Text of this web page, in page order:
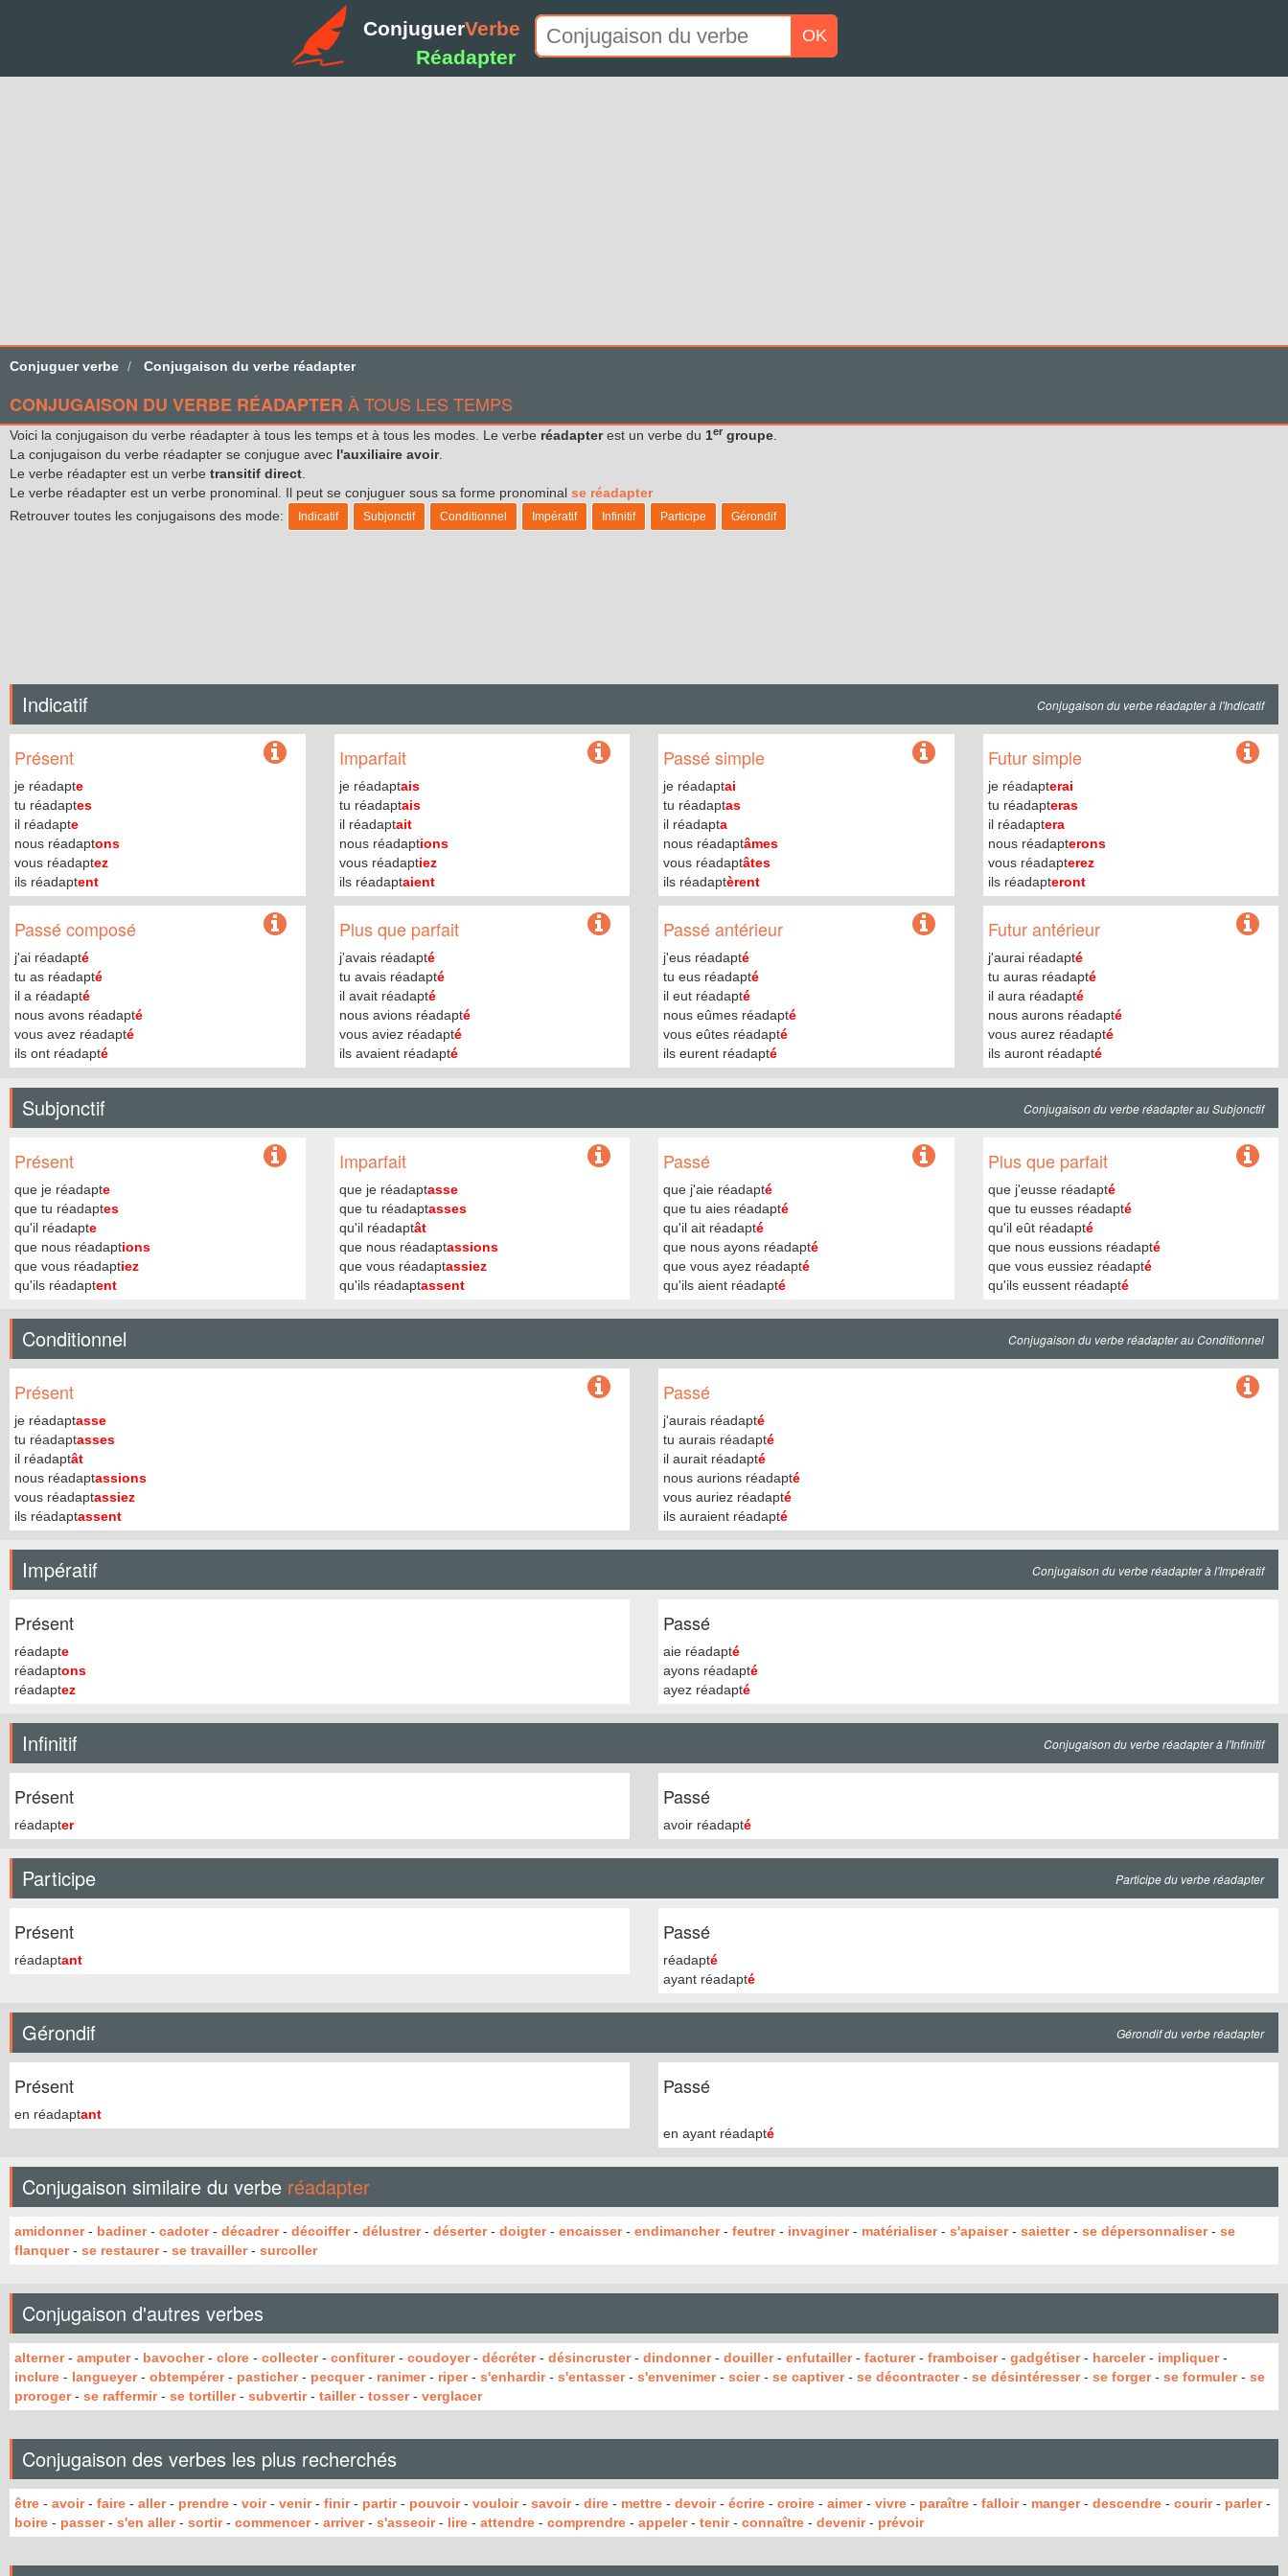
ConjuguerVerbe
Réadapter
OK
Conjuguer verbe Conjugaison du verbe réadapter
CONJUGAISON DU VERBE RÉADAPTER À TOUS LES TEMPS
Voici la conjugaison du verbe réadapter à tous les temps et à tous les modes. Le verbe réadapterest un verbe du 1er groupe
La conjugaison du verbe réadapter se conjugue avec l'auxiliaire avoir.
Le verbe réadapter est un verbe transitif direct
Le verbe réadapter est un verbe pronominal. Il peut se conjuguer sous sa forme pronominal se réadapter
Retrouver toutes les conjugaisons des mode:
Indicatif Subjonctif Conditionnel Impératif Infinitif Participe Gérondif
Indicatif Conjugaison du verbe réadapter à l'Indicatif
Présent
je réadapte
tu réadaptes
il réadapte
nous réadaptons
vous réadaptez
ils réadaptent
Imparfait
je réadaptais
tu réadaptais
il réadaptait
nous réadaptions
vous réadaptiez
ils réadaptaient
Passé simple
je réadaptai
tu réadaptas
il réadapta
nous réadaptâmes
vous réadaptâtes
ils réadaptèrent
Futur simple
je réadapterai
tu réadapteras
il réadaptera
nous réadapterons
vous réadapterez
ils réadapteront
Passé composé
j'ai réadapté
tu as réadapté
il a réadapté
nous avons réadapté
vous avez réadapté
ils ont réadapté
Plus que parfait
j'avais réadapté
tu avais réadapté
il avait réadapté
nous avions réadapté
vous aviez réadapté
ils avaient réadapté
Passé antérieur
j'eus réadapté
tu eus réadapté
il eut réadapté
nous eûmes réadapté
vous eûtes réadapté
ils eurent réadapté
Futur antérieur
j'aurai réadapté
tu auras réadapté
il aura réadapté
nous aurons réadapté
vous aurez réadapté
ils auront réadapté
Subjonctif Conjugaison du verbe réadapter au Subjonctif
Présent
que je réadapte
que tu réadaptes
qu'il réadapte
que nous réadaptions
que vous réadaptiez
qu'ils réadaptent
Imparfait
que je réadaptasse
que tu réadaptasses
qu'il réadaptât
que nous réadaptassions
que vous réadaptassiez
qu'ils réadaptassent
Passé
que j'aie réadapté
que tu aies réadapté
qu'il ait réadapté
que nous ayons réadapté
que vous ayez réadapté
qu'ils aient réadapté
Plus que parfait
que j'eusse réadapté
que tu eusses réadapté
qu'il eût réadapté
que nous eussions réadapté
que vous eussiez réadapté
qu'ils eussent réadapté
Conditionnel Conjugaison du verbe réadapter au Conditionnel
Présent
je réadaptasse
tu réadaptasses
il réadaptât
nous réadaptassions
vous réadaptassiez
ils réadaptassent
Passé
j'aurais réadapté
tu aurais réadapté
il aurait réadapté
nous aurions réadapté
vous auriez réadapté
ils auraient réadapté
Impératif Conjugaison du verbe réadapter à l'Impératif
Présent
réadapte
réadaptons
réadaptez
Passé
aie réadapté
ayons réadapté
ayez réadapté
Infinitif Conjugaison du verbe réadapter à l'Infinitif
Présent
réadapter
Passé
avoir réadapté
Participe Participe du verbe réadapter
Présent
réadaptant
Passé
réadapté
ayant réadapté
Gérondif Gérondif du verbe réadapter
Présent
en réadaptant
Passé
en ayant réadapté
Conjugaison similaire du verbe réadapter
amidonner- badiner- cadoter- décadrer- décoiffer- délustrer- déserter- doigter- encaisser- endimancher- feutrer- invaginer- matérialiser- s'apaiser- saietter- se dépersonnaliser- se
flanquer- se restaurer- se travailler- surcoller
Conjugaison d'autres verbes
alterner- amputer- bavocher- clore - collecter- confiturer- coudoyer- décréter- désincruster- dindonner- douiller- enfutailler- facturer- framboiser- gadgétiser- harceler- impliquer-
inclure - langueyer- obtempérer- pasticher- pecquer- ranimer- riper- s'enhardir- s'entasser- s'envenimer- scier- se captiver- se décontracter- se désintéresser- se forger- se formuler- se
proroger- se raffermir- se tortiller- subvertir- tailler- tosser- verglacer
Conjugaison des verbes les plus recherchés
être - avoir- faire - aller- prendre - voir- venir- finir- partir- pouvoir- vouloir- savoir- dire - mettre - devoir- écrire - croire - aimer- vivre - paraître - falloir- manger- descendre - courir- parler-
boire - passer- s'en aller- sortir- commencer- arriver- s'asseoir- lire - attendre - comprendre - appeler- tenir- connaître - devenir- prévoir